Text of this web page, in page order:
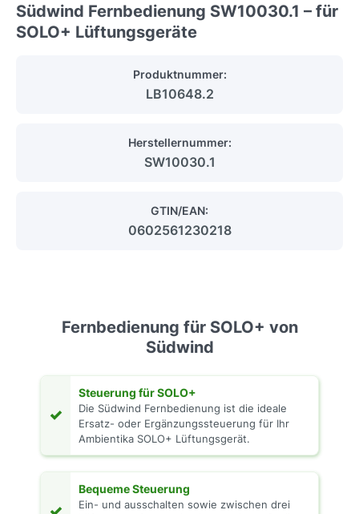
Südwind Fernbedienung SW10030.1 – für
SOLO+ Lüftungsgeräte
Produktnummer:
LB10648.2
Herstellernummer:
SW10030.1
GTIN/EAN:
0602561230218
Fernbedienung für SOLO+ von
Südwind
✓
Steuerung für SOLO+
Die Südwind Fernbedienung ist die ideale
Ersatz- oder Ergänzungssteuerung für Ihr
Ambientika SOLO+ Lüftungsgerät.
Bequeme Steuerung
Ein- und ausschalten sowie zwischen drei